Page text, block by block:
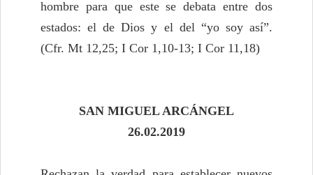
hombre para que este se debata entre dos
estados: el de Dios y el del “yo soy así”.
(Cfr. Mt 12,25; I Cor 1,10-13; I Cor 11,18)
SAN MIGUEL ARCÁNGEL
26.02.2019